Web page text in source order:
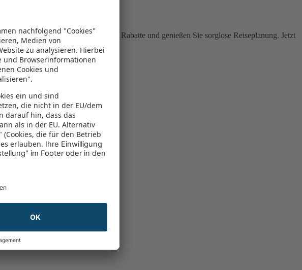
und Geld. Nutzen Sie attraktive Rabatte und genießen Sie sorglose Reiseplanung. Jetzt